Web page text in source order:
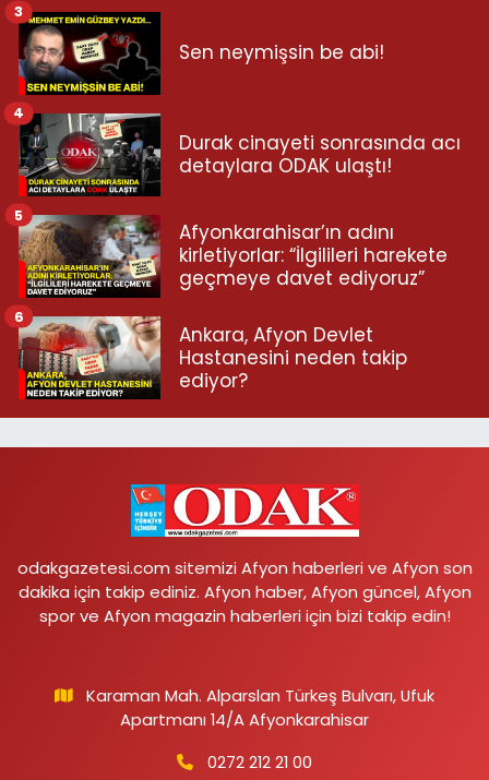
Sen neymişsin be abi!
3
Durak cinayeti sonrasında acı
detaylara ODAK ulaştı!
4
Afyonkarahisar’ın adını
kirletiyorlar: “İlgilileri harekete
geçmeye davet ediyoruz”
5
Ankara, Afyon Devlet
Hastanesini neden takip
ediyor?
6
odakgazetesi.com sitemizi Afyon haberleri ve Afyon son
dakika için takip ediniz. Afyon haber, Afyon güncel, Afyon
spor ve Afyon magazin haberleri için bizi takip edin!
Karaman Mah. Alparslan Türkeş Bulvarı, Ufuk
Apartmanı 14/A Afyonkarahisar
0272 212 21 00